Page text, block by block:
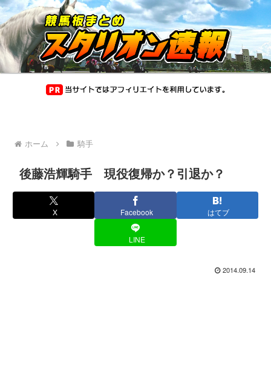
ホーム 騎手
後藤浩輝騎手 現役復帰か？引退か？
X Facebook はてブ
LINE
2014.09.14